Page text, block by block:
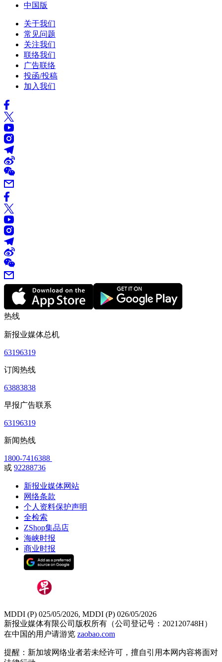
中国版
关于我们
常见问题
关注我们
联络我们
广告联络
投函/投稿
加入我们
热线
新报业媒体总机
63196319
订阅热线
63883838
早报广告联系
63196319
新闻热线
1800-7416388
或 92288736
新报业媒体网站
网络条款
个人资料保护声明
全检索
ZShop集品店
海峡时报
商业时报
MDDI (P) 025/05/2026, MDDI (P) 026/05/2026
新报业媒体有限公司版权所有（公司登记号：202120748H）
在中国的用户请游览 zaobao.com
提醒：新加坡网络业者若未经许可，擅自引用本网内容将面对